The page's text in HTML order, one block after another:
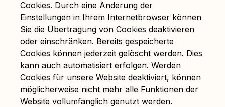
Cookies. Durch eine Änderung der
Einstellungen in Ihrem Internetbrowser können
Sie die Übertragung von Cookies deaktivieren
oder einschränken. Bereits gespeicherte
Cookies können jederzeit gelöscht werden. Dies
kann auch automatisiert erfolgen. Werden
Cookies für unsere Website deaktiviert, können
möglicherweise nicht mehr alle Funktionen der
Website vollumfänglich genutzt werden.